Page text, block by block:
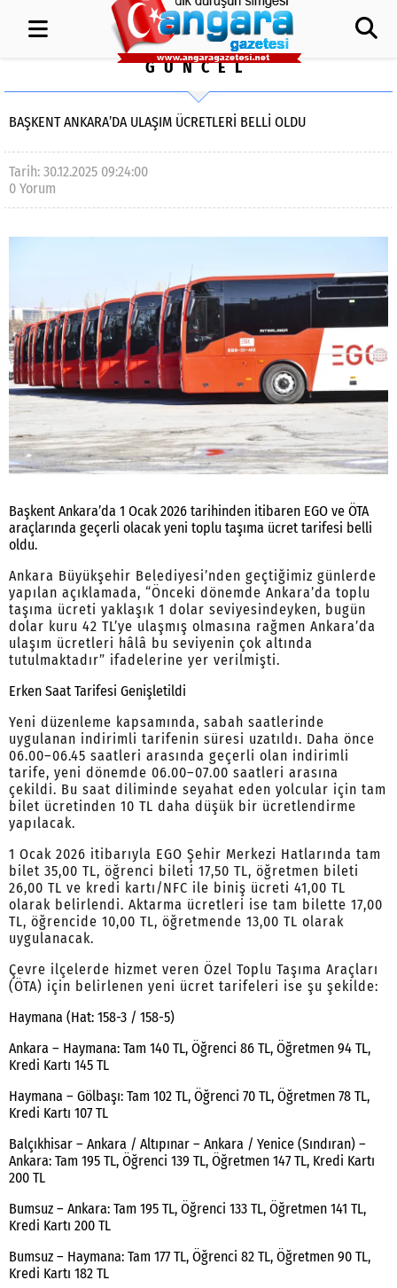
GÜNCEL
BAŞKENT ANKARA’DA ULAŞIM ÜCRETLERI BELLI OLDU
Tarih: 30.12.2025 09:24:00
0 Yorum
Başkent Ankara’da 1 Ocak 2026 tarihinden itibaren EGO ve ÖTA
araçlarında geçerli olacak yeni toplu taşıma ücret tarifesi belli
oldu.
Ankara Büyükşehir Belediyesi’nden geçtiğimiz günlerde
yapılan açıklamada, “Önceki dönemde Ankara’da toplu
taşıma ücreti yaklaşık 1 dolar seviyesindeyken, bugün
dolar kuru 42 TL’ye ulaşmış olmasına rağmen Ankara’da
ulaşım ücretleri hâlâ bu seviyenin çok altında
tutulmaktadır” ifadelerine yer verilmişti.
Erken Saat Tarifesi Genişletildi
Yeni düzenleme kapsamında, sabah saatlerinde
uygulanan indirimli tarifenin süresi uzatıldı. Daha önce
06.00–06.45 saatleri arasında geçerli olan indirimli
tarife, yeni dönemde 06.00–07.00 saatleri arasına
çekildi. Bu saat diliminde seyahat eden yolcular için tam
bilet ücretinden 10 TL daha düşük bir ücretlendirme
yapılacak.
1 Ocak 2026 itibarıyla EGO Şehir Merkezi Hatlarında tam
bilet 35,00 TL, öğrenci bileti 17,50 TL, öğretmen bileti
26,00 TL ve kredi kartı/NFC ile biniş ücreti 41,00 TL
olarak belirlendi. Aktarma ücretleri ise tam bilette 17,00
TL, öğrencide 10,00 TL, öğretmende 13,00 TL olarak
uygulanacak.
Çevre ilçelerde hizmet veren Özel Toplu Taşıma Araçları
(ÖTA) için belirlenen yeni ücret tarifeleri ise şu şekilde:
Haymana (Hat: 158-3 / 158-5)
Ankara – Haymana: Tam 140 TL, Öğrenci 86 TL, Öğretmen 94 TL,
Kredi Kartı 145 TL
Haymana – Gölbaşı: Tam 102 TL, Öğrenci 70 TL, Öğretmen 78 TL,
Kredi Kartı 107 TL
Balçıkhisar – Ankara / Altıpınar – Ankara / Yenice (Sındıran) –
Ankara: Tam 195 TL, Öğrenci 139 TL, Öğretmen 147 TL, Kredi Kartı
200 TL
Bumsuz – Ankara: Tam 195 TL, Öğrenci 133 TL, Öğretmen 141 TL,
Kredi Kartı 200 TL
Bumsuz – Haymana: Tam 177 TL, Öğrenci 82 TL, Öğretmen 90 TL,
Kredi Kartı 182 TL